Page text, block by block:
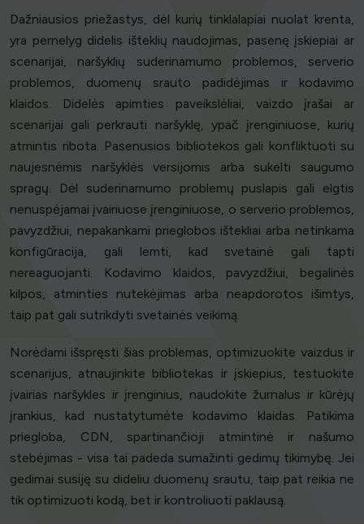
Dažniausios priežastys, dėl kurių tinklalapiai nuolat krenta,
yra pernelyg didelis išteklių naudojimas, pasenę įskiepiai ar
scenarijai, naršyklių suderinamumo problemos, serverio
problemos, duomenų srauto padidėjimas ir kodavimo
klaidos. Didelės apimties paveikslėliai, vaizdo įrašai ar
scenarijai gali perkrauti naršyklę, ypač įrenginiuose, kurių
atmintis ribota. Pasenusios bibliotekos gali konfliktuoti su
naujesnėmis naršyklės versijomis arba sukelti saugumo
spragų. Dėl suderinamumo problemų puslapis gali elgtis
nenuspėjamai įvairiuose įrenginiuose, o serverio problemos,
pavyzdžiui, nepakankami prieglobos ištekliai arba netinkama
konfigūracija, gali lemti, kad svetainė gali tapti
nereaguojanti. Kodavimo klaidos, pavyzdžiui, begalinės
kilpos, atminties nutekėjimas arba neapdorotos išimtys,
taip pat gali sutrikdyti svetainės veikimą.
Norėdami išspręsti šias problemas, optimizuokite vaizdus ir
scenarijus, atnaujinkite bibliotekas ir įskiepius, testuokite
įvairias naršykles ir įrenginius, naudokite žurnalus ir kūrėjų
įrankius, kad nustatytumėte kodavimo klaidas. Patikima
priegloba, CDN, spartinančioji atmintinė ir našumo
stebėjimas - visa tai padeda sumažinti gedimų tikimybę. Jei
gedimai susiję su dideliu duomenų srautu, taip pat reikia ne
tik optimizuoti kodą, bet ir kontroliuoti paklausą.